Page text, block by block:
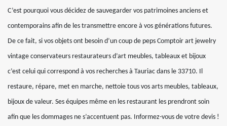
C’est pourquoi vous décidez de sauvegarder vos patrimoines anciens et
contemporains afin de les transmettre encore à vos générations futures.
De ce fait, si vos objets ont besoin d’un coup de peps Comptoir art jewelry
vintage conservateurs restaurateurs d’art meubles, tableaux et bijoux
c’est celui qui correspond à vos recherches à Tauriac dans le 33710. Il
restaure, répare, met en marche, nettoie tous vos arts meubles, tableaux,
bijoux de valeur. Ses équipes même en les restaurant les prendront soin
afin que les dommages ne s’accentuent pas. Informez-vous de votre devis !